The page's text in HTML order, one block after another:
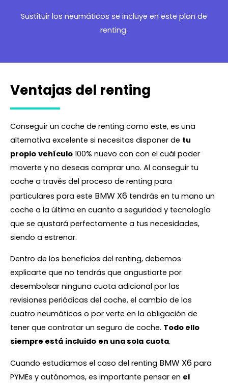
Sustituir los neumáticos se incluye en este plan de
renting.
Ventajas del renting
Conseguir un coche de renting como este, es una
alternativa excelente si necesitas disponer de tu
propio vehículo 100% nuevo con con el cuál poder
moverte y no deseas comprar uno. Al conseguir tu
coche a través del proceso de renting para
particulares para este BMW X6 tendrás en tu mano un
coche a la última en cuanto a seguridad y tecnología
que se ajustará perfectamente a tus necesidades,
siendo a estrenar.
Dentro de los beneficios del renting, debemos
explicarte que no tendrás que angustiarte por
desembolsar ninguna cuota adicional por las
revisiones periódicas del coche, el cambio de los
cuatro neumáticos o por verte en la obligación de
tener que contratar un seguro de coche. Todo ello
siempre está incluido en una sola cuota.
Cuando estudiamos el caso del renting BMW X6 para
PYMEs y autónomos, es importante pensar en el